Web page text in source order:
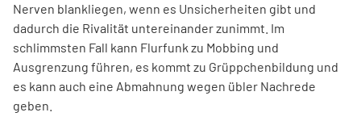
Nerven blankliegen, wenn es Unsicherheiten gibt und
dadurch die Rivalität untereinander zunimmt. Im
schlimmsten Fall kann Flurfunk zu Mobbing und
Ausgrenzung führen, es kommt zu Grüppchenbildung und
es kann auch eine Abmahnung wegen übler Nachrede
geben.